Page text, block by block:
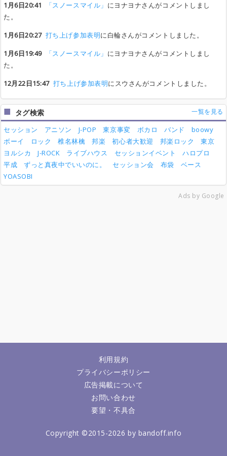
1月6日20:41
「スノースマイル」 にヨナヨナさんがコメントしまし
た。
1月6日20:27 打ち上げ参加表明に白輪さんがコメントしました。
1月6日19:49
「スノースマイル」 にヨナヨナさんがコメントしまし
た。
12月22日15:47 打ち上げ参加表明にスウさんがコメントしました。
タグ検索 一覧を見る
セッション アニソン J-POP 東京事変 ボカロ バンド
boowy
ボーイ
ロック 椎名林檎 邦楽 初心者大歓迎 邦楽ロック
東京
ヨルシカ
J-ROCK ライブハウス セッションイベント
ハロプロ
平成
ずっと真夜中でいいのに。 セッション会 布袋
ベース
YOASOBI
Ads by Google
利用規約
プライバシーポリシー
広告掲載について
お問い合わせ
要望・不具合
Copyright ©2015-2026 by bandoff.info